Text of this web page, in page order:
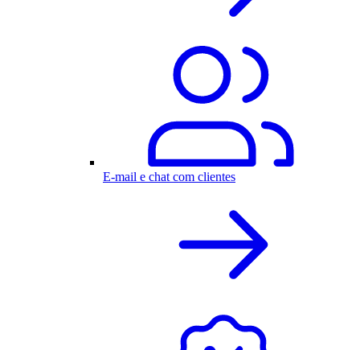
E-mail e chat com clientes